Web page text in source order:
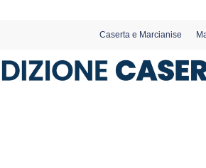
Caserta e Marcianise